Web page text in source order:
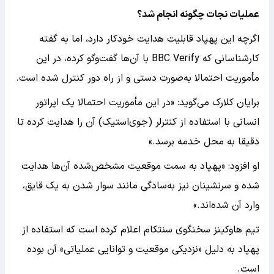
عملیات نجات چگونه انجام شد؟
اگرچه این پهپاد قابلیت هدایت خودکار دارد، اما به گفته
کارشناسانی که BBC Verify با آن‌ها گفت‌وگو کرده، در این
مأموریت احتمالا به‌صورت دستی و از راه دور کنترل شده است.
برایان کلارک می‌گوید: «در این مأموریت احتمالا یک اپراتور
انسانی با استفاده از کنترلر (جوی‌استیک) آن را هدایت کرده تا
دقیقا به محل خدمه برسد.»
او افزود: «پهپاد به سمت موقعیت مشخص‌شده آن‌ها هدایت
شده و سرنشینان نیز به‌سادگی مانند سوار شدن به یک قایق،
وارد آن شده‌اند.»
تیم هاوکینز سخنگوی سنتکام اعلام کرده است که استفاده از
پهپاد به دلیل «نزدیکی موقعیت و توانایی عملیاتی» آن بوده
است.